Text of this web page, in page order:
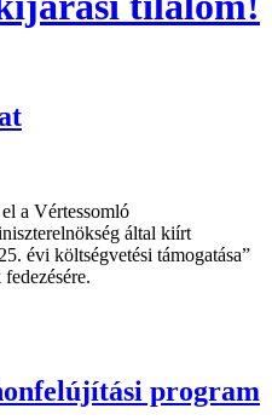
a Vértessomló
által kiírt
évi költségvetési támogatása”
program